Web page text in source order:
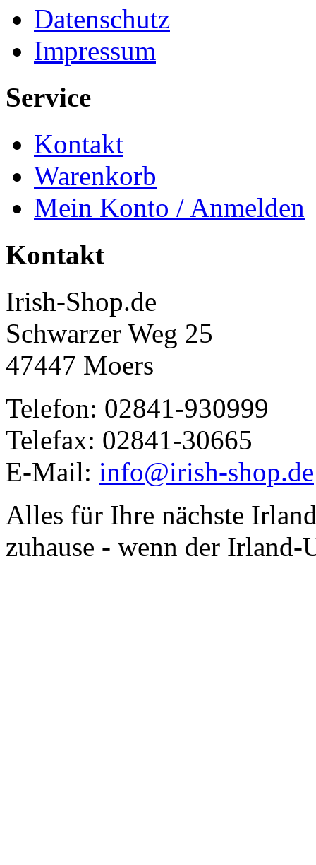
Datenschutz
Impressum
Service
Kontakt
Warenkorb
Mein Konto / Anmelden
Kontakt
Irish-Shop.de
Schwarzer Weg 25
47447 Moers
Telefon: 02841-930999
Telefax: 02841-30665
E-Mail: info@irish-shop.de
Alles für Ihre nächste
zuhause - wenn der